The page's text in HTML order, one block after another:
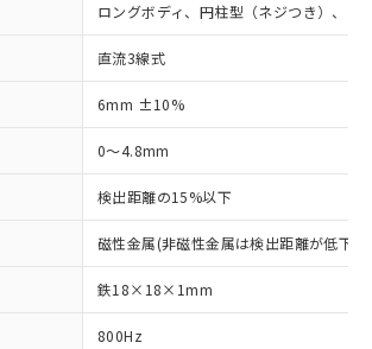
ロングボディ、円柱型（ネジつき）、シ
直流3線式
6mm ±10%
0～4.8mm
検出距離の15%以下
磁性金属(非磁性金属は検出距離が低下し
鉄18×18×1mm
800Hz